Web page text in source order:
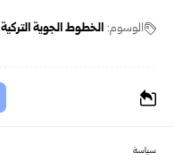
الوسوم: الخطوط الجوية التركية
سياسة